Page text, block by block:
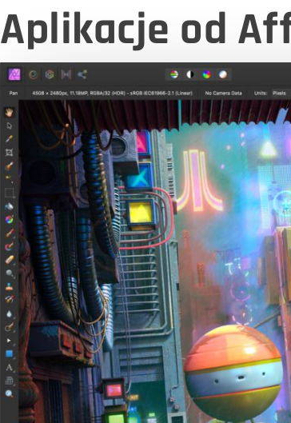
Aplikacje od